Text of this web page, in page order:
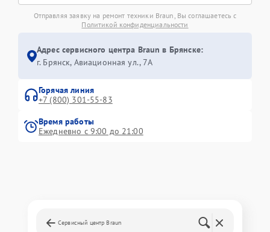
Отправляя заявку на ремонт техники Braun, Вы соглашаетесь с
Политикой конфиденциальности
Адрес сервисного центра Braun в Брянске:
г. Брянск, Авиационная ул., 7А
Горячая линия
+7 (800) 301-55-83
Время работы
Ежедневно с 9:00 до 21:00
Сервисный центр Braun